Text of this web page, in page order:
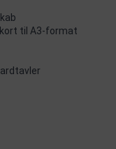
til A3-format